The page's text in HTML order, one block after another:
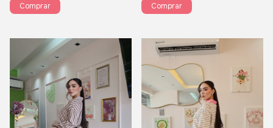
Comprar Comprar